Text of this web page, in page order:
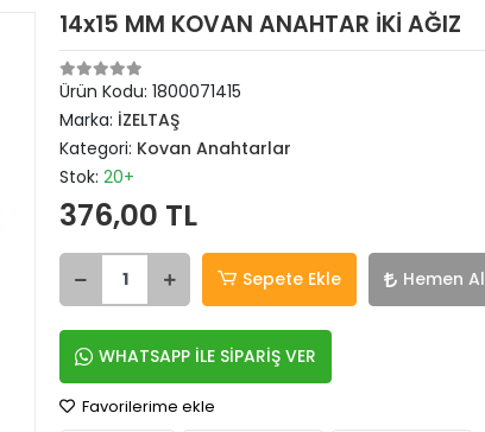
14x15 MM KOVAN ANAHTAR İKİ AĞIZ
Ürün Kodu: 1800071415
Marka: İZELTAŞ
Kategori: Kovan Anahtarlar
Stok: 20+
376,00 TL
Sepete Ekle Hemen Al
WHATSAPP İLE SİPARİŞ VER
Favorilerime ekle